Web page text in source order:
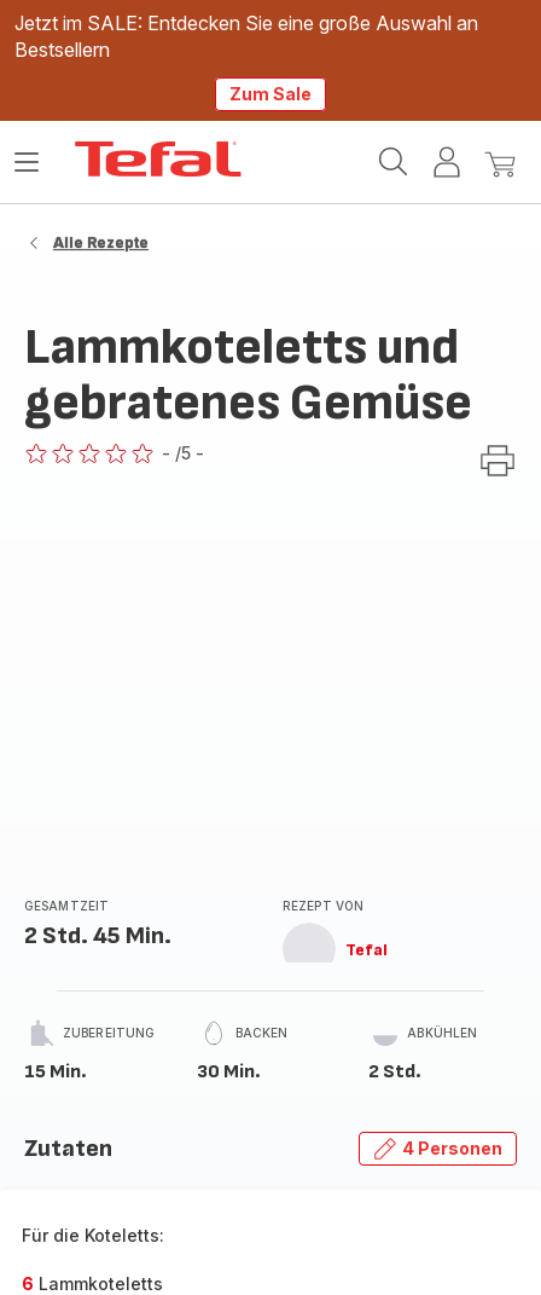
Jetzt im SALE: Entdecken Sie eine große Auswahl an
Bestsellern
Zum Sale
Mein
Mein
Das
Alle Rezepte
Lammkoteletts und
gebratenes Gemüse
- /5 -
GESAMTZEIT
2 Std. 45 Min.
REZEPT VON
Tefal
ZUBEREITUNG
15 Min.
BACKEN
30 Min.
ABKÜHLEN
2 Std.
Zutaten 4 Personen
Für die Koteletts:
6 Lammkoteletts